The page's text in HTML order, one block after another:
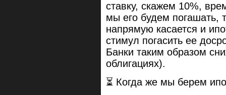
ставку, скажем 10%,
мы его будем погашать,
напрямую касается и
стимул погасить ее
Банки таким образом
облигациях).
⏳ Когда же мы берем